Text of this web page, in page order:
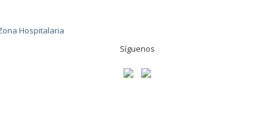
Síguenos